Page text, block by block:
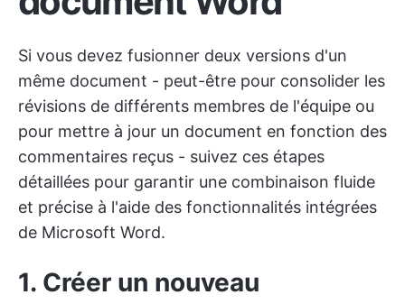
Si vous devez fusionner deux versions d'un
même document - peut-être pour consolider les
révisions de différents membres de l'équipe ou
pour mettre à jour un document en fonction des
commentaires reçus - suivez ces étapes
détaillées pour garantir une combinaison fluide
et précise à l'aide des fonctionnalités intégrées
de Microsoft Word.
1. Créer un nouveau